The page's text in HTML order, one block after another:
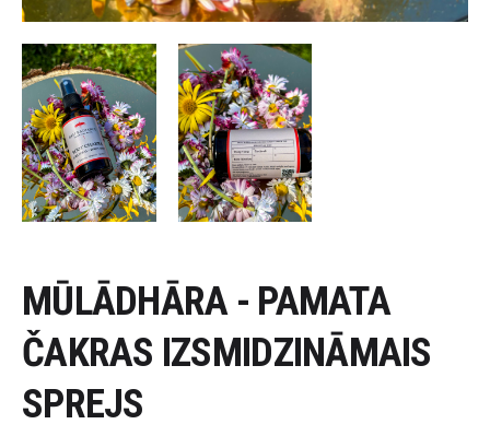
MŪLĀDHĀRA - PAMATA
ČAKRAS IZSMIDZINĀMAIS
SPREJS